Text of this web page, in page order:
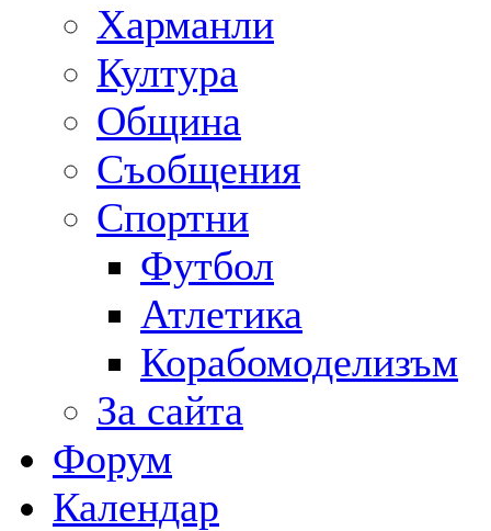
Харманли
Култура
Община
Съобщения
Спортни
Футбол
Атлетика
Корабомоделизъм
За сайта
Форум
Календар